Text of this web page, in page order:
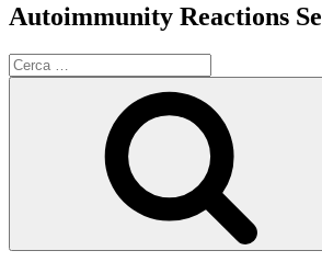
Autoimmunity Reactions
Cerca: